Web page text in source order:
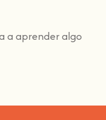
a aprender algo